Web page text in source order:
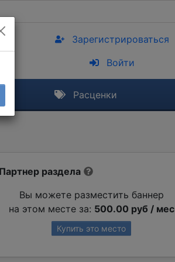
Зарегистрироваться
Войти
Расценки
Партнер раздела
Вы можете разместить баннер
на этом месте за: 500.00 руб / мес
Купить это место